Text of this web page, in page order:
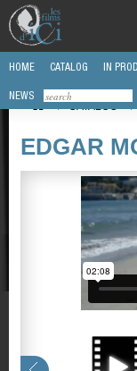
HOME CATALOG IN
NEWS
/
CATALOG /
EDGAR